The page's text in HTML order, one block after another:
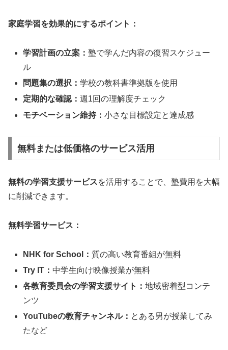
家庭学習を効果的にするポイント：
学習計画の立案：塾で学んだ内容の復習スケジュー
ル
問題集の選択：学校の教科書準拠版を使用
定期的な確認：週1回の理解度チェック
モチベーション維持：小さな目標設定と達成感
無料または低価格のサービス活用
無料の学習支援サービスを活用することで、塾費用を大幅
に削減できます。
無料学習サービス：
NHK for School： 質の高い教育番組が無料
Try IT： 中学生向け映像授業が無料
各教育委員会の学習支援サイト：地域密着型コンテ
ンツ
YouTubeの教育チャンネル： とある男が授業してみ
たなど